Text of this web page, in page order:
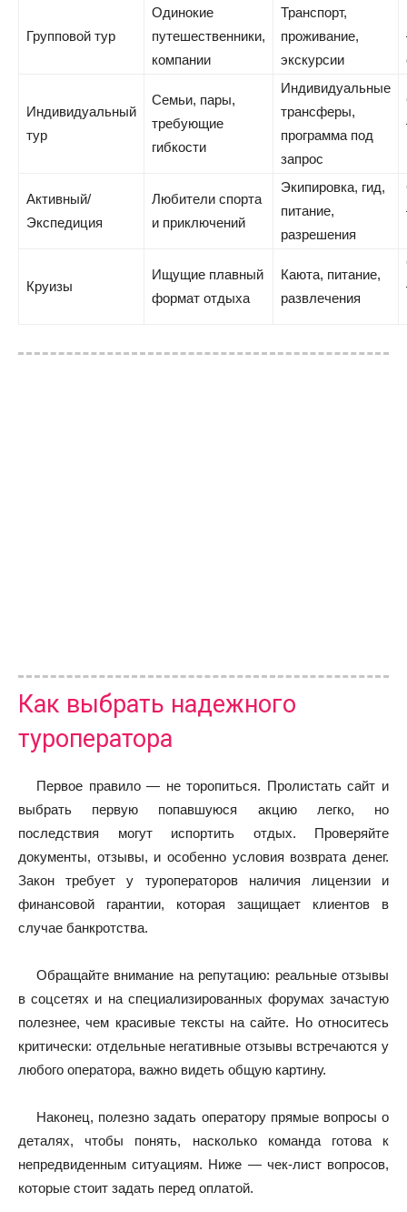
Групповой тур
Одинокие
путешественники,
компании
Транспорт,
проживание,
экскурсии
Индивидуальный
тур
Семьи, пары,
требующие
гибкости
Индивидуальные
трансферы,
программа под
запрос
Активный/
Экспедиция
Любители спорта
и приключений
Экипировка, гид,
питание,
разрешения
Круизы
Ищущие плавный
формат отдыха
Каюта, питание,
развлечения
Как выбрать надежного
туроператора
Первое правило — не торопиться. Пролистать сайт и
выбрать первую попавшуюся акцию легко, но
последствия могут испортить отдых. Проверяйте
документы, отзывы, и особенно условия возврата денег.
Закон требует у туроператоров наличия лицензии и
финансовой гарантии, которая защищает клиентов в
случае банкротства.
Обращайте внимание на репутацию: реальные отзывы
в соцсетях и на специализированных форумах зачастую
полезнее, чем красивые тексты на сайте. Но относитесь
критически: отдельные негативные отзывы встречаются у
любого оператора, важно видеть общую картину.
Наконец, полезно задать оператору прямые вопросы о
деталях, чтобы понять, насколько команда готова к
непредвиденным ситуациям. Ниже — чек-лист вопросов,
которые стоит задать перед оплатой.